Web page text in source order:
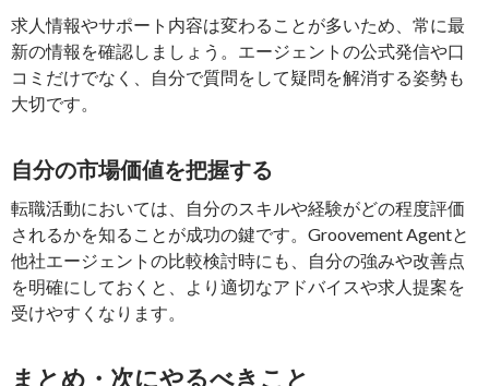
求人情報やサポート内容は変わることが多いため、常に最
新の情報を確認しましょう。エージェントの公式発信や口
コミだけでなく、自分で質問をして疑問を解消する姿勢も
大切です。
自分の市場価値を把握する
転職活動においては、自分のスキルや経験がどの程度評価
されるかを知ることが成功の鍵です。Groovement Agentと
他社エージェントの比較検討時にも、自分の強みや改善点
を明確にしておくと、より適切なアドバイスや求人提案を
受けやすくなります。
まとめ・次にやるべきこと